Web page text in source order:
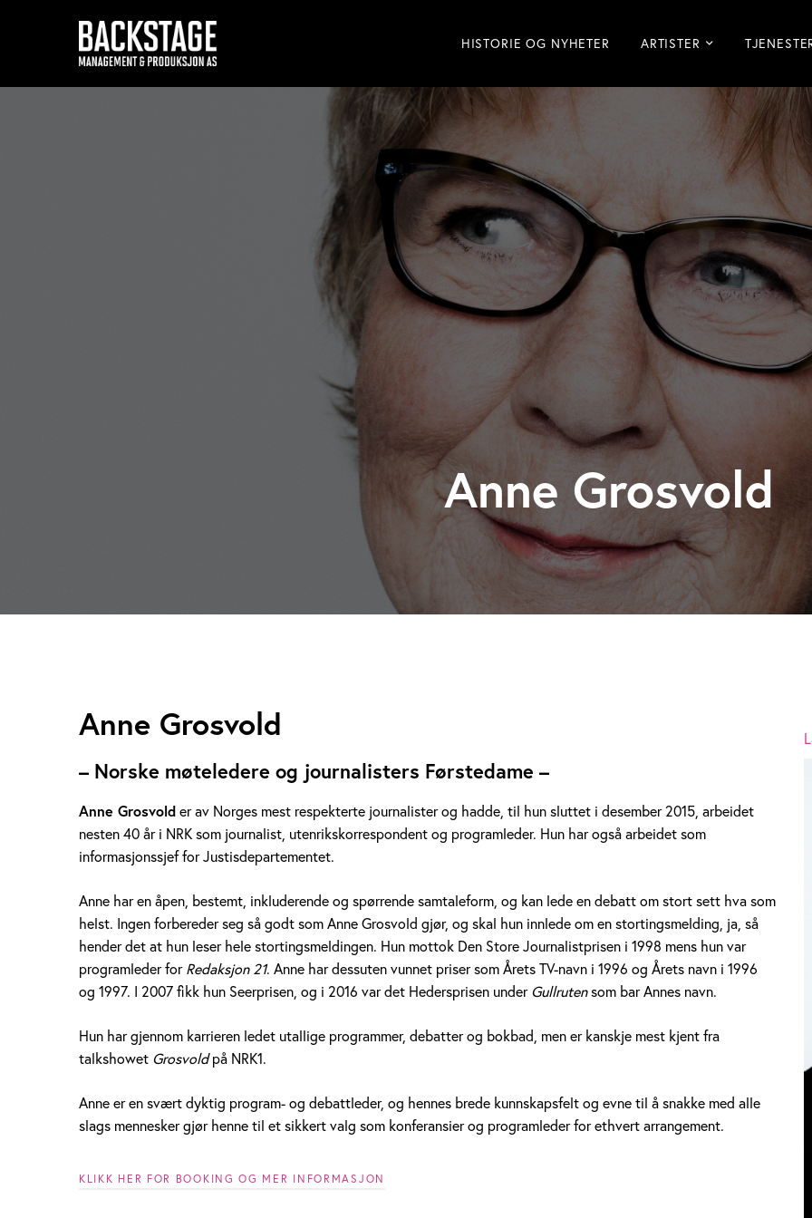
HISTORIE OG NYHETER ARTISTER
Anne Grosvold
A
n
n
e
G
r
o
s
v
o
l
d
Anne Grosvold
– Norske møteledere og journalisters Førstedame –
Anne Grosvolder av Norges mest respekterte journalister og hadde, til hun sluttet i desember 2015, arbeidet
nesten 40 år i NRK som journalist, utenrikskorrespondent og programleder. Hun har også arbeidet som
informasjonssjef for Justisdepartementet.
Anne har en åpen, bestemt, inkluderende og spørrende samtaleform, og kan lede en debatt om stort sett hva som
helst. Ingen forbereder seg så godt som Anne Grosvold gjør, og skal hun innlede om en stortingsmelding, ja, så
hender det at hun leser hele stortingsmeldingen. Hun mottok Den Store Journalistprisen i 1998 mens hun var
programleder forRedaksjon 21. Anne har dessuten vunnet priser som Årets TV-navn i 1996 og Årets navn i 1996
og 1997. I 2007 fikk hun Seerprisen, og i 2016 var det Hedersprisen underGullrutensom bar Annes navn.
Hun har gjennom karrieren ledet utallige programmer, debatter og bokbad, men er kanskje mest kjent fra
talkshowet Grosvoldpå NRK1.
Anne er en svært dyktig program- og debattleder, og hennes brede kunnskapsfelt og evne til å snakke med alle
slags mennesker gjør henne til et sikkert valg som konferansier og programleder for ethvert arrangement.
KLIKK HER FOR BOOKING OG MER INFORMASJON